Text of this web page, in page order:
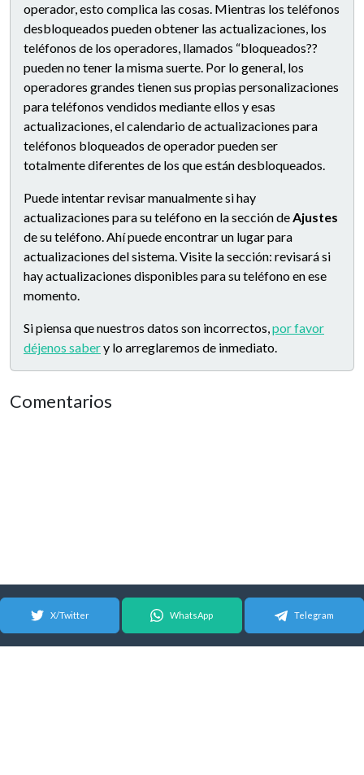
operador, esto complica las cosas. Mientras los teléfonos
desbloqueados pueden obtener las actualizaciones, los
teléfonos de los operadores, llamados “bloqueados??
pueden no tener la misma suerte. Por lo general, los
operadores grandes tienen sus propias personalizaciones
para teléfonos vendidos mediante ellos y esas
actualizaciones, el calendario de actualizaciones para
teléfonos bloqueados de operador pueden ser
totalmente diferentes de los que están desbloqueados.
Puede intentar revisar manualmente si hay
actualizaciones para su teléfono en la sección deAjustes
de su teléfono. Ahí puede encontrar un lugar para
actualizaciones del sistema. Visite la sección: revisará si
hay actualizaciones disponibles para su teléfono en ese
momento.
Si piensa que nuestros datos son incorrectos,por favor
déjenos sabery lo arreglaremos de inmediato.
Comentarios
X/Twitter WhatsApp Telegram